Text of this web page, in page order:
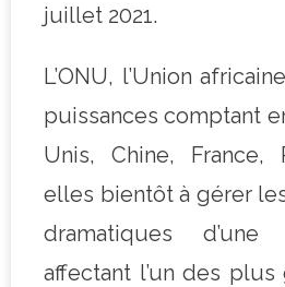
juillet 2021.
L’ONU, l’Union
puissances comptant
Unis, Chine, France,
elles bientôt à gérer
dramatiques
affectant l’un des